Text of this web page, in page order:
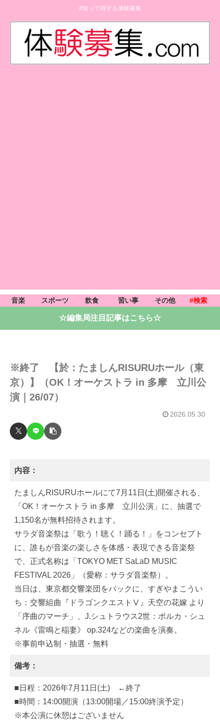
#知って得する体験募集
音楽 スポーツ 飲食 習い事 その他 #検索
☆編集局注目記事はこちら☆
※終了 【於：たましんRISURUホール（東
京）】（OK！オーケストラ in 多摩 立川公
演｜26/07）
2026.05.30
内容：
たましんRISURUホールにて7月11日(土)開催される、
「OK！オーケストラ in 多摩 立川公演」に、抽選で
1,150名が無料招待されます。
サラダ音楽祭は「歌う！聴く！踊る！」をコンセプト
に、誰もが音楽の楽しさを体感・表現できる音楽祭
で、正式名称は「TOKYO MET SaLaD MUSIC
FESTIVAL 2026」（愛称：サラダ音楽祭）。
当日は、東京都交響楽団をバックに、すぎやまこうい
ち：交響組曲『ドラゴンクエストⅤ』天空の花嫁 より
「序曲のマーチ」、J.シュトラウス2世：ポルカ・シュ
ネル《雷鳴と稲妻》 op.324などの楽曲を演奏。
※事前申込制・抽選・無料
備考：
■日程：2026年7月11日(土) ←終了
■時間：14:00開演（13:00開場／15:00終演予定）
※本公演に休憩はございません